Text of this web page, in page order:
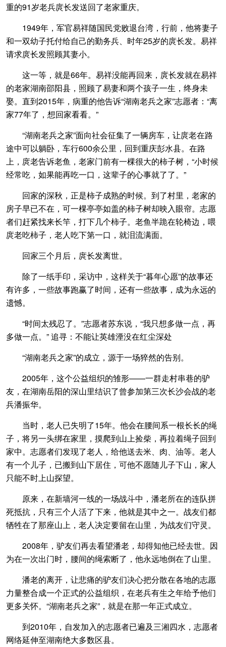
重的91岁老兵庹长发送回了老家重庆。
1949年，军官易祥随国民党败退台湾，行前，他将妻子
和一双幼子托付给自己的勤务兵、时年25岁的庹长发。易祥
请求庹长发照顾其妻小。
这一等，就是66年。易祥没能再回来，庹长发就在易祥
的老家湖南邵阳县，照顾了易妻和两个孩子一生，终身未
娶。直到2015年，病重的他告诉“湖南老兵之家”志愿者：“离
家77年了，想回家看看。”
“湖南老兵之家”面向社会征集了一辆房车，让庹老在路
途中可以躺卧，车行600余公里，回到重庆彭水县。在路
上，庹老告诉老鱼，老家门前有一棵很大的柿子树，“小时候
经常吃，如果能再吃一口，这辈子的心事就了了。”
回家的深秋，正是柿子成熟的时候。到了村里，老家的
房子早已不在，可一棵亭亭如盖的柿子树却映入眼帘。志愿
者们赶紧找来长竿，打下几个柿子。老鱼半跪在轮椅边，喂
庹老吃柿子，老人吃下第一口，就泪流满面。
回家三个月后，庹长发离世。
除了一纸手印，采访中，这样关于“暮年心愿”的故事还
有许多，一些故事跑赢了时间，还有一些故事，成为永远的
遗憾。
“时间太残忍了。”志愿者苏东说，“我只想多做一点，再
多做一点。” 追寻：不能让英雄湮没在红尘深处
“湖南老兵之家”的成立，源于一场猝然的告别。
2005年，这个公益组织的雏形——一群走村串巷的驴
友，在湖南岳阳的深山里结识了曾参加第三次长沙会战的老
兵潘振华。
当时，老人已失明了15年。他会在腰间系一根长长的绳
子，将另一头绑在家里，摸爬到山上捡柴，再拉着绳子回到
家中。志愿者们发现了老人，给他送去米、肉、油等。老人
有一个儿子，已搬到山下居住，可他不愿随儿子下山，家人
只能不时上山探望。
原来，在新墙河一线的一场战斗中，潘老所在的连队拼
死抵抗，只有三个人活了下来，他就是其中之一。战友们都
牺牲在了那座山上，老人决定要留在山里，为战友们守灵。
2008年，驴友们再去看望潘老，却得知他已经去世。因
为在一次出门时，腰间的绳索断了，他永远地倒在了山里。
潘老的离开，让悲痛的驴友们决心把分散在各地的志愿
力量整合成一个正式的公益组织，在老兵有生之年给予他们
更多关怀。“湖南老兵之家”，就是在那一年正式成立。
到2010年，自发加入的志愿者已遍及三湘四水，志愿者
网络延伸至湖南绝大多数区县。